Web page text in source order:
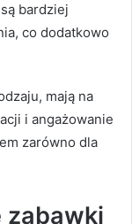
bardziej
co dodatkowo
mają na
i angażowanie
zarówno dla
zabawki